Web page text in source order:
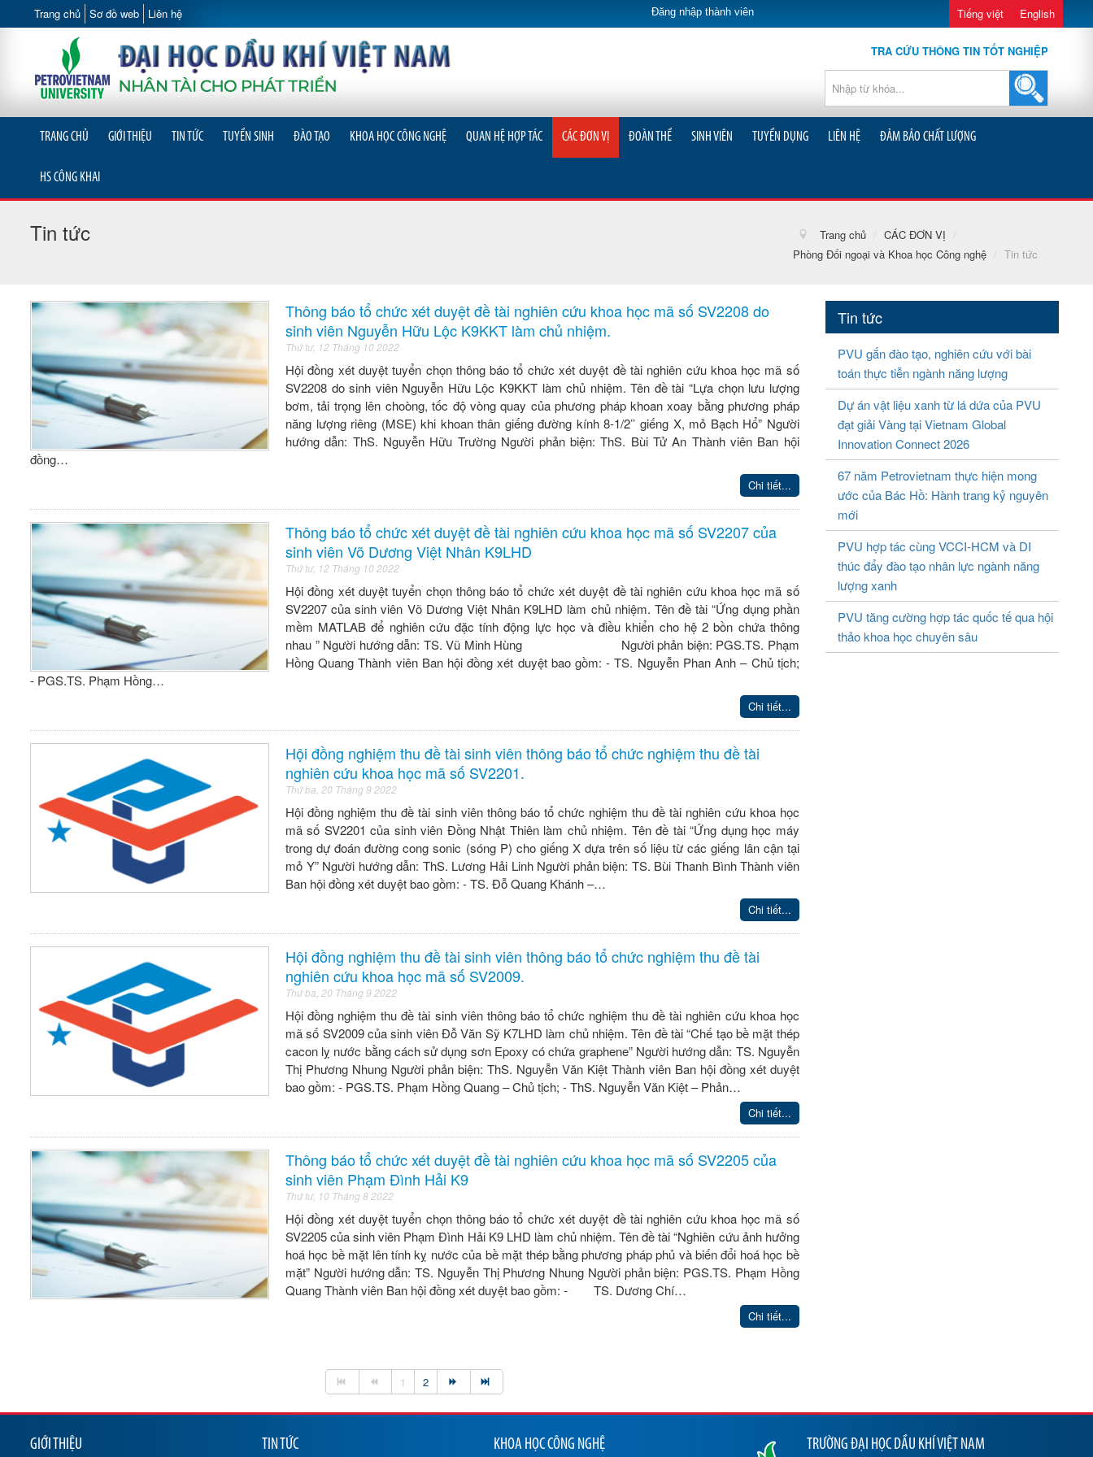
Trang chủ Sơ đồ web Liên hệ Đăng nhập thành viên Tiếng việt English
TRA CỨU THÔNG TIN TỐT NGHIỆP
TRANG CHỦ GIỚI THIỆU TIN TỨC TUYỂN SINH ĐÀO TẠO KHOA HỌC CÔNG NGHỆ QUAN HỆ HỢP TÁC CÁC ĐƠN VỊ ĐOÀN THỂ SINH VIÊN TUYỂN DỤNG LIÊN HỆ ĐẢM BẢO CHẤT LƯỢNG
HS CÔNG KHAI
Tin tức Trang chủ / CÁC ĐƠN VỊ
/
Phòng Đối ngoại và Khoa học Công nghệ / Tin tức
Thông báo tổ chức xét duyệt đề tài nghiên cứu khoa học mã số SV2208 do
sinh viên Nguyễn Hữu Lộc K9KKT làm chủ nhiệm.
Thứ tư, 12 Tháng 10 2022
Hội đồng xét duyệt tuyển chọn thông báo tổ chức xét duyệt đề tài nghiên cứu khoa học mã số
SV2208 do sinh viên Nguyễn Hữu Lộc K9KKT làm chủ nhiệm. Tên đề tài “Lựa chọn lưu lượng
bơm, tải trọng lên choòng, tốc độ vòng quay của phương pháp khoan xoay bằng phương pháp
năng lượng riêng (MSE) khi khoan thân giếng đường kính 8-1/2’’ giếng X, mỏ Bạch Hổ” Người
hướng dẫn: ThS. Nguyễn Hữu Trường Người phản biện: ThS. Bùi Tử An Thành viên Ban hội
đồng…
Chi tiết...
Thông báo tổ chức xét duyệt đề tài nghiên cứu khoa học mã số SV2207 của
sinh viên Võ Dương Việt Nhân K9LHD
Thứ tư, 12 Tháng 10 2022
Hội đồng xét duyệt tuyển chọn thông báo tổ chức xét duyệt đề tài nghiên cứu khoa học mã số
SV2207 của sinh viên Võ Dương Việt Nhân K9LHD làm chủ nhiệm. Tên đề tài “Ứng dụng phần
mềm MATLAB để nghiên cứu đặc tính động lực học và điều khiển cho hệ 2 bồn chứa thông
nhau ” Người hướng dẫn: TS. Vũ Minh Hùng Người phản biện: PGS.TS. Phạm
Hồng Quang Thành viên Ban hội đồng xét duyệt bao gồm: - TS. Nguyễn Phan Anh – Chủ tịch;
- PGS.TS. Phạm Hồng…
Chi tiết...
Hội đồng nghiệm thu đề tài sinh viên thông báo tổ chức nghiệm thu đề tài
nghiên cứu khoa học mã số SV2201.
Thứ ba, 20 Tháng 9 2022
Hội đồng nghiệm thu đề tài sinh viên thông báo tổ chức nghiệm thu đề tài nghiên cứu khoa học
mã số SV2201 của sinh viên Đồng Nhật Thiên làm chủ nhiệm. Tên đề tài “Ứng dụng học máy
trong dự đoán đường cong sonic (sóng P) cho giếng X dựa trên số liệu từ các giếng lân cận tại
mỏ Y” Người hướng dẫn: ThS. Lương Hải Linh Người phản biện: TS. Bùi Thanh Bình Thành viên
Ban hội đồng xét duyệt bao gồm: - TS. Đỗ Quang Khánh –…
Chi tiết...
Hội đồng nghiệm thu đề tài sinh viên thông báo tổ chức nghiệm thu đề tài
nghiên cứu khoa học mã số SV2009.
Thứ ba, 20 Tháng 9 2022
Hội đồng nghiệm thu đề tài sinh viên thông báo tổ chức nghiệm thu đề tài nghiên cứu khoa học
mã số SV2009 của sinh viên Đỗ Văn Sỹ K7LHD làm chủ nhiệm. Tên đề tài “Chế tạo bề mặt thép
cacon lỵ nước bằng cách sử dụng sơn Epoxy có chứa graphene” Người hướng dẫn: TS. Nguyễn
Thị Phương Nhung Người phản biện: ThS. Nguyễn Văn Kiệt Thành viên Ban hội đồng xét duyệt
bao gồm: - PGS.TS. Phạm Hồng Quang – Chủ tịch; - ThS. Nguyễn Văn Kiệt – Phản…
Chi tiết...
Thông báo tổ chức xét duyệt đề tài nghiên cứu khoa học mã số SV2205 của
sinh viên Phạm Đình Hải K9
Thứ tư, 10 Tháng 8 2022
Hội đồng xét duyệt tuyển chọn thông báo tổ chức xét duyệt đề tài nghiên cứu khoa học mã số
SV2205 của sinh viên Phạm Đình Hải K9 LHD làm chủ nhiệm. Tên đề tài “Nghiên cứu ảnh hưởng
hoá học bề mặt lên tính kỵ nước của bề mặt thép bằng phương pháp phủ và biến đổi hoá học bề
mặt” Người hướng dẫn: TS. Nguyễn Thị Phương Nhung Người phản biện: PGS.TS. Phạm Hồng
Quang Thành viên Ban hội đồng xét duyệt bao gồm: - TS. Dương Chí…
Chi tiết...
1 2
Tin tức
PVU gắn đào tạo, nghiên cứu với bài
toán thực tiễn ngành năng lượng
Dự án vật liệu xanh từ lá dứa của PVU
đạt giải Vàng tại Vietnam Global
Innovation Connect 2026
67 năm Petrovietnam thực hiện mong
ước của Bác Hồ: Hành trang kỷ nguyên
mới
PVU hợp tác cùng VCCI-HCM và DI
thúc đẩy đào tạo nhân lực ngành năng
lượng xanh
PVU tăng cường hợp tác quốc tế qua hội
thảo khoa học chuyên sâu
GIỚI THIỆU TIN TỨC KHOA HỌC CÔNG NGHỆ TRƯỜNG ĐẠI HỌC DẦU KHÍ VIỆT NAM